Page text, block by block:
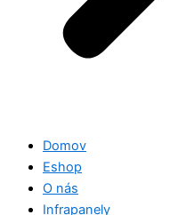
Domov
Eshop
O nás
Infrapanely